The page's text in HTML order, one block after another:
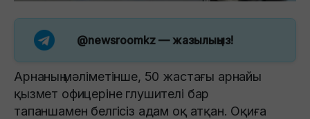
@newsroomkz — жазылыңыз!
Арнаның мәліметінше, 50 жастағы арнайы
қызмет офицеріне глушителі бар
тапаншамен белгісіз адам оқ атқан. Оқиға